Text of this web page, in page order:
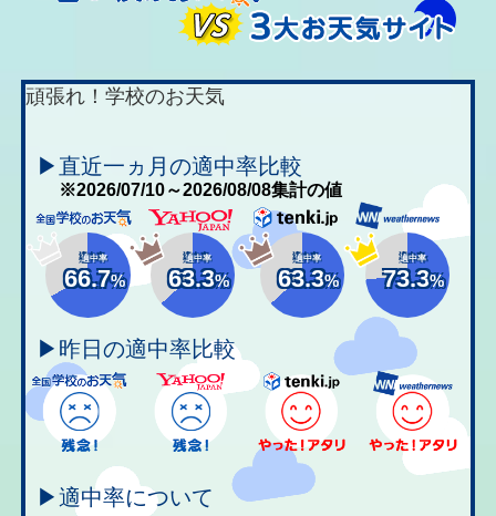
頑張れ！学校のお天気
▶直近一ヵ月の適中率比較
※2026/07/10～2026/08/08集計の値
適中率
66.7%
適中率
63.3%
適中率
63.3%
適中率
73.3%
▶昨日の適中率比較
▶適中率について